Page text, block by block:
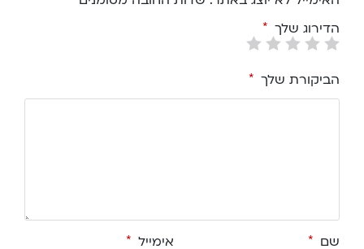
הדירוג שלך *
הביקורת שלך *
שם * אימייל *